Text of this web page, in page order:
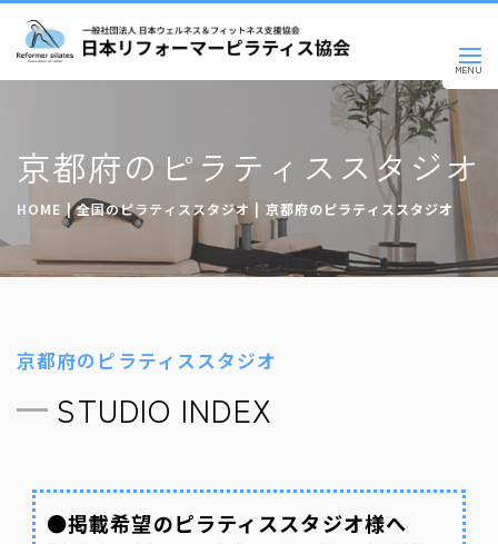
京都府のピラティススタジオ
HOME |全国のピラティススタジオ | 京都府のピラティススタジオ
京都府のピラティススタジオ
STUDIO INDEX
●掲載希望のピラティススタジオ様へ